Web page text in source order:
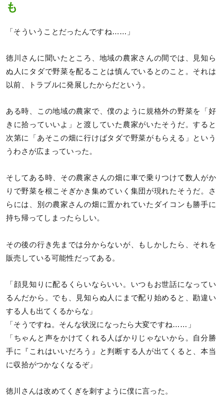
も
「そういうことだったんですね……」
徳川さんに聞いたところ、地域の農家さんの間では、見知ら
ぬ人にタダで野菜を配ることは慎んでいるとのこと。それは
以前、トラブルに発展したからだという。
ある時、この地域の農家で、僕のように規格外の野菜を「好
きに拾っていいよ」と渡していた農家がいたそうだ。すると
次第に「あそこの畑に行けばタダで野菜がもらえる」という
うわさが広まっていった。
そしてある時、その農家さんの畑に車で乗りつけて数人がか
りで野菜を根こそぎかき集めていく集団が現れたそうだ。さ
らには、別の農家さんの畑に置かれていたダイコンも勝手に
持ち帰ってしまったらしい。
その後の行き先までは分からないが、もしかしたら、それを
販売している可能性だってある。
「顔見知りに配るくらいならいい。いつもお世話になってい
るんだから。でも、見知らぬ人にまで配り始めると、勘違い
する人も出てくるからな」
「そうですね。そんな状況になったら大変ですね……」
「ちゃんと声をかけてくれる人ばかりじゃないから。自分勝
手に『これはいいだろう』と判断する人が出てくると、本当
に収拾がつかなくなるぞ」
徳川さんは改めてくぎを刺すように僕に言った。